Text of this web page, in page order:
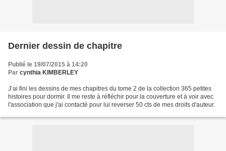
Dernier dessin de chapitre
Publié le 19/07/2015 à 14:20
Par cynthia KIMBERLEY
J’ai fini les dessins de mes chapitres du tome 2 de la collection 365 petites
histoires pour dormir. Il me reste à réfléchir pour la couverture et à voir avec
l'association que j'ai contacté pour lui reverser 50 cts de mes droits d'auteur.